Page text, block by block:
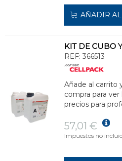
AÑADIR
REF: 366513
Añade al carrito
compra para ver
precios para
57,01 €
Impuestos no